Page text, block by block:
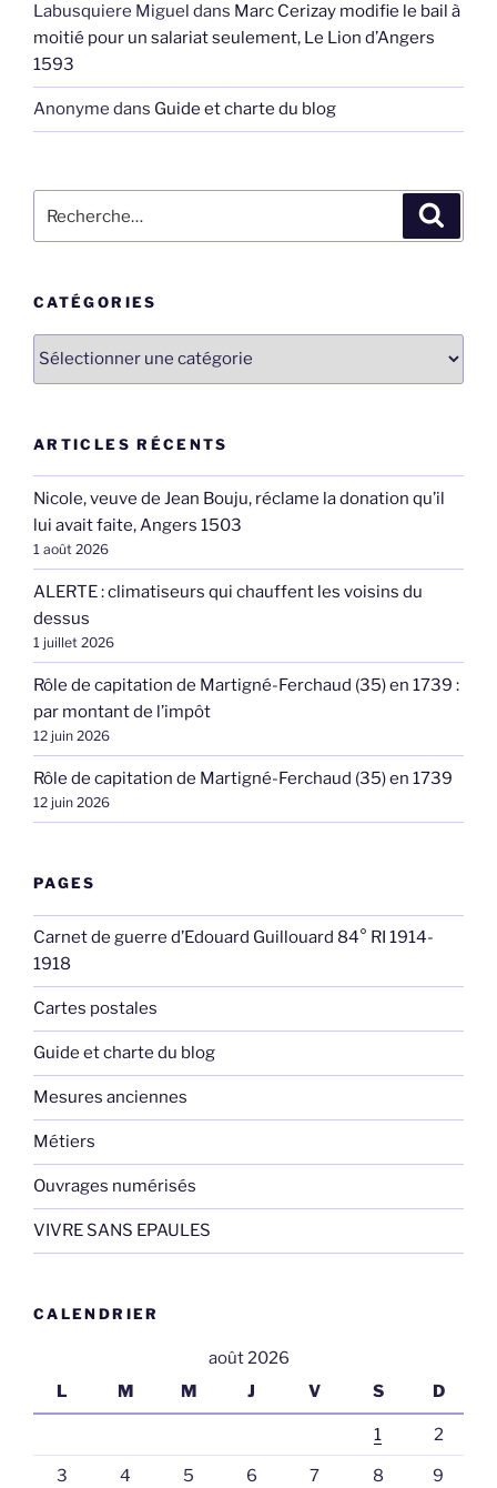
Labusquiere Miguel dans Marc Cerizay modifie le bail à
moitié pour un salariat seulement, Le Lion d’Angers
1593
Anonyme dans Guide et charte du blog
pour
CATÉGORIES
ARTICLES RÉCENTS
Nicole, veuve de Jean Bouju, réclame la donation qu’il
lui avait faite, Angers 1503
1 août 2026
ALERTE : climatiseurs qui chauffent les voisins du
dessus
1 juillet 2026
Rôle de capitation de Martigné-Ferchaud (35) en 1739 :
par montant de l’impôt
12 juin 2026
Rôle de capitation de Martigné-Ferchaud (35) en 1739
12 juin 2026
PAGES
Carnet de guerre d’Edouard Guillouard 84° RI 1914-
1918
Cartes postales
Guide et charte du blog
Mesures anciennes
Métiers
Ouvrages numérisés
VIVRE SANS EPAULES
CALENDRIER
août 2026
L
M M J V S D
1 2
3 4 5 6 7 8 9